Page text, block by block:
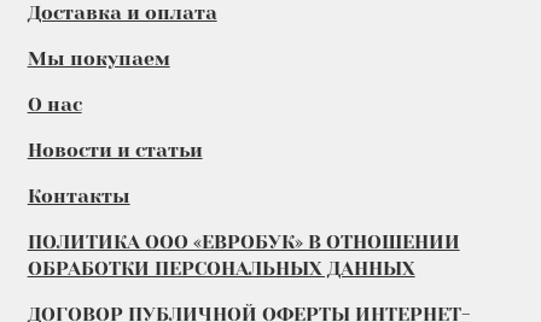
Доставка и оплата
Мы покупаем
О нас
Новости и статьи
Контакты
ПОЛИТИКА ООО «ЕВРОБУК» В ОТНОШЕНИИ
ОБРАБОТКИ ПЕРСОНАЛЬНЫХ ДАННЫХ
ДОГОВОР ПУБЛИЧНОЙ ОФЕРТЫ ИНТЕРНЕТ-